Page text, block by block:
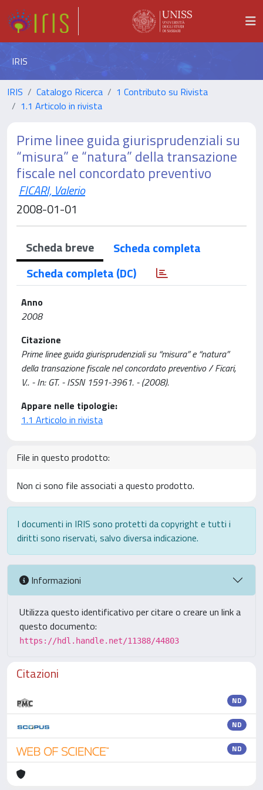
IRIS
IRIS Catalogo Ricerca
1 Contributo su Rivista
1.1 Articolo in rivista
Prime linee guida giurisprudenziali su
“misura” e “natura” della transazione
fiscale nel concordato preventivo
FICARI, Valerio
2008-01-01
Scheda breve
Scheda completa
Scheda completa (DC)
Anno
2008
Citazione
Prime linee guida giurisprudenziali su “misura” e “natura”
della transazione fiscale nel concordato preventivo / Ficari,
V.. - In: GT. - ISSN 1591-3961. - (2008).
Appare nelle tipologie:
1.1 Articolo in rivista
File in questo prodotto:
Non ci sono file associati a questo prodotto.
I documenti in IRIS sono protetti da copyright e tutti i
diritti sono riservati, salvo diversa indicazione.
Informazioni
Utilizza questo identificativo per citare o creare un link a
questo documento:
https://hdl.handle.net/11388/44803
Citazioni
ND
ND
ND